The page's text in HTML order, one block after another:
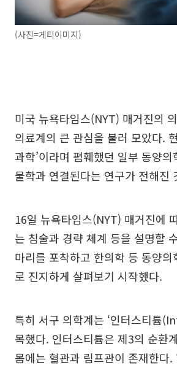
(사진=게티이미지)
미국 뉴욕타임스(NYT) 매거진의
의료계의 큰 관심을 불러 모았다.
과학’이라며 폄훼했던 일부 동양
물학과 연결된다는 연구가 전해진
16일 뉴욕타임스(NYT) 매거진에
는 침술과 경략 체계 등을 설명할
마리를 포착하고 한의학 등 동양
로 진지하게 살펴보기 시작했다.
특히 서구 의학계는 ‘인터스티튬
목했다. 인터스티튬은 제3의 순환
몸에는 혈관과 림프관이 존재한다.